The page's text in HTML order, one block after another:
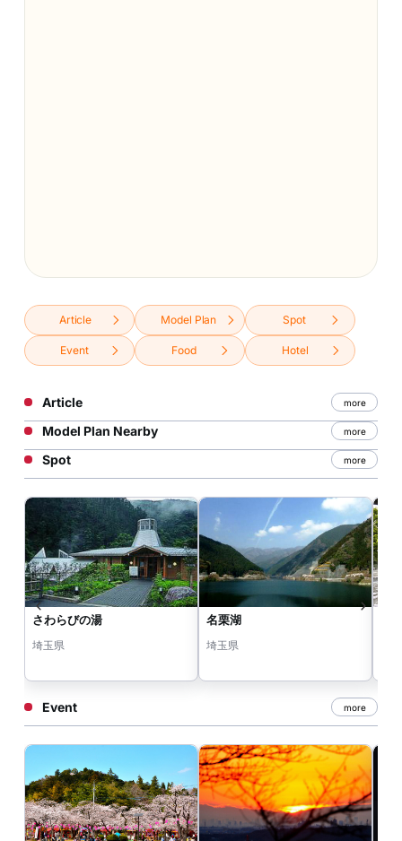
Article Model Plan Spot
Event Food Hotel
Article more
Model Plan Nearby more
Spot more
さわらびの湯
埼玉県
名栗湖
埼玉県
Event more